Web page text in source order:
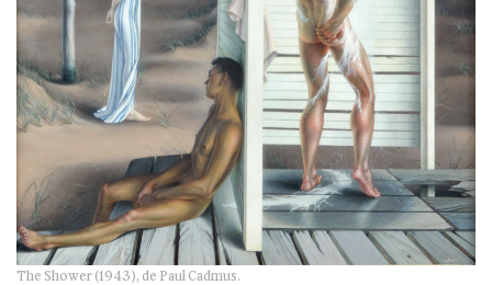
The Shower (1943), de Paul Cadmus.